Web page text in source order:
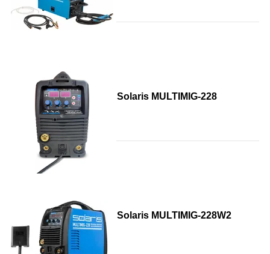
Solaris MULTIMIG-228
Solaris MULTIMIG-228W2